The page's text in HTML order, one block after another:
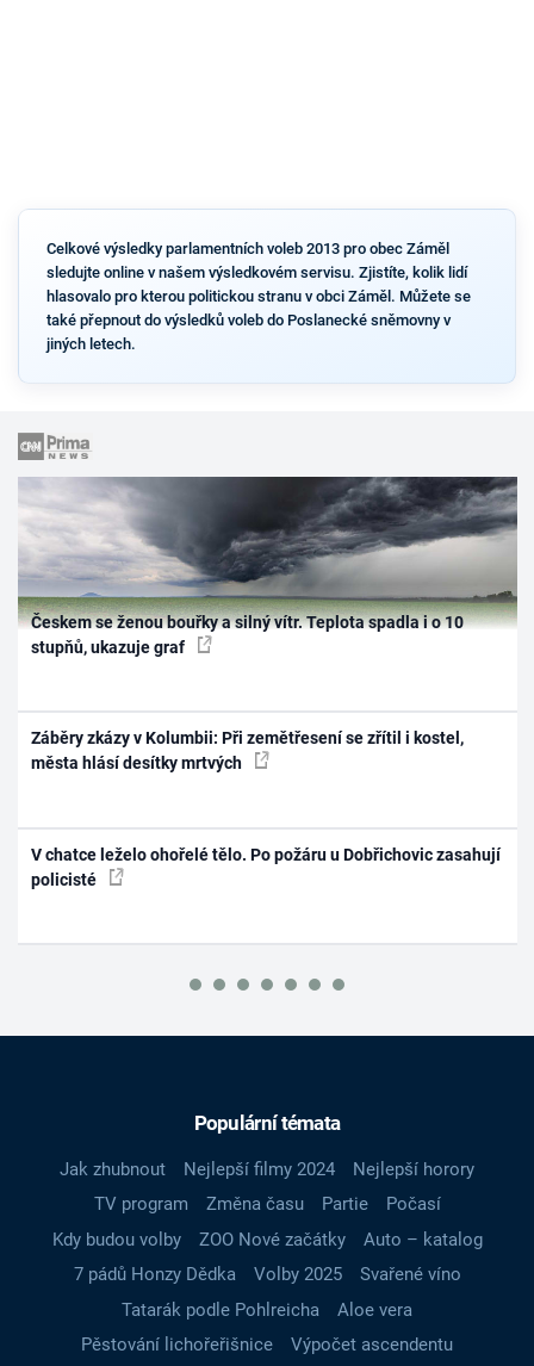
Celkové výsledky parlamentních voleb 2013 pro obec Záměl
sledujte online v našem výsledkovém servisu. Zjistíte, kolik lidí
hlasovalo pro kterou politickou stranu v obci Záměl. Můžete se
také přepnout do výsledků voleb do Poslanecké sněmovny v
jiných letech.
Českem se ženou bouřky a silný vítr. Teplota spadla i o 10
stupňů, ukazuje graf
Záběry zkázy v Kolumbii: Při zemětřesení se zřítil i kostel,
města hlásí desítky mrtvých
V chatce leželo ohořelé tělo. Po požáru u Dobřichovic zasahují
policisté
Populární témata
Jak zhubnout Nejlepší filmy 2024
Nejlepší horory
TV program
Změna času Partie
Počasí
Kdy budou volby
ZOO Nové začátky
Auto – katalog
7 pádů Honzy Dědka
Volby 2025
Svařené víno
Tatarák podle Pohlreicha
Aloe vera
Pěstování lichořeřišnice
Výpočet ascendentu